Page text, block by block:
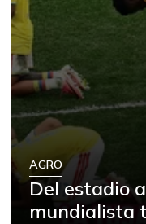
AGRO
Del estadio
mundialista